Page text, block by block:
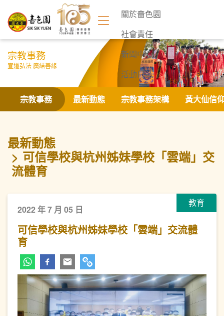
關於嗇色園
社會責任
新聞中心
活動日誌
聯絡我們
宗教事務
宣道弘法 廣結善緣
宗教事務 最新動態 宗教事務架構 黃大仙信
最新動態
可信學校與杭州姊妹學校「雲端」交
流體育
教育
2022 年 7 月 05 日
可信學校與杭州姊妹學校「雲端」交流體
育